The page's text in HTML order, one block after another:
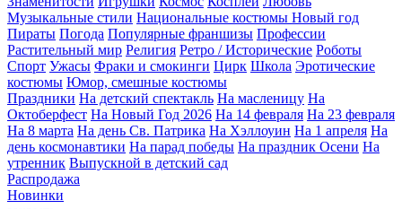
Музыкальные стили Национальные костюмы Новый год
Пираты Погода Популярные франшизы Профессии
Растительный мир Религия Ретро / Исторические Роботы
Спорт Ужасы Фраки и смокинги Цирк Школа Эротические
костюмы Юмор, смешные костюмы
Праздники На детский спектакль На масленицу На
Октоберфест На Новый Год 2026 На 14 февраля На 23 февраля
На 8 марта На день Св. Патрика На Хэллоуин На 1 апреля На
день космонавтики На парад победы На праздник Осени На
утренник Выпускной в детский сад
Распродажа
Новинки